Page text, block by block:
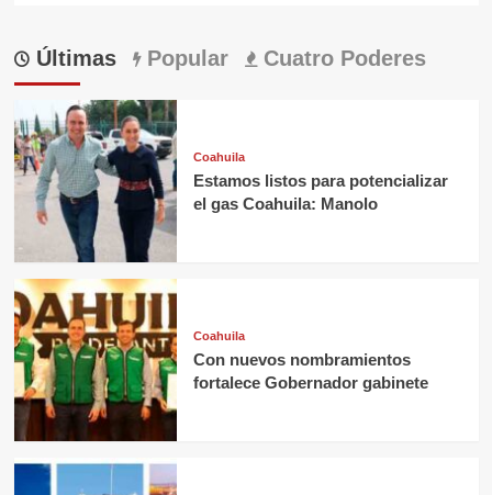
Últimas Popular Cuatro Poderes
Coahuila
Estamos listos para potencializar
el gas Coahuila: Manolo
Coahuila
Con nuevos nombramientos
fortalece Gobernador gabinete